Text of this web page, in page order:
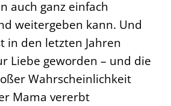
auch ganz einfach
weitergeben kann. Und
in den letzten Jahren
Liebe geworden – und die
Wahrscheinlichkeit
Mama vererbt